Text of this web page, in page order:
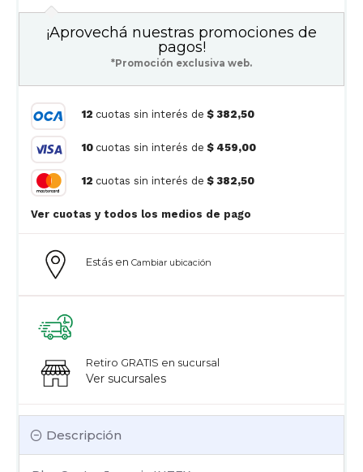
Descripción
Estás en Cambiar ubicación
Retiro GRATIS en sucursal
Ver sucursales
¡Aprovechá nuestras promociones de
pagos!
*Promoción exclusiva web.
12 cuotas sin interés de $ 382,50
10 cuotas sin interés de $ 459,00
12 cuotas sin interés de $ 382,50
Ver cuotas y todos los medios de pago